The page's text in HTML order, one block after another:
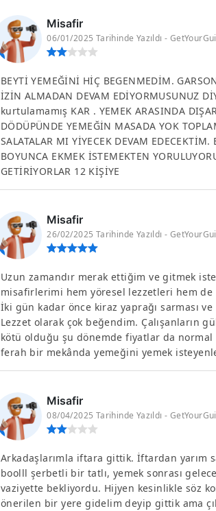
Misafir
06/01/2025 Tarihinde Yazıldı -
BEYTİ YEMEĞİNİ HİÇ BEGENMEDİM.
İZİN ALMADAN DEVAM EDİYORMUSUNUZ
kurtulamamış KAR . YEMEK ARASINDA
DÖDÜPÜNDE YEMEĞİN MASADA YOK
SALATALAR MI YİYECEK DEVAM
BOYUNCA EKMEK İSTEMEKTEN
GETİRİYORLAR 12 KİŞİYE
Misafir
26/02/2025 Tarihinde Yazıldı -
Uzun zamandır merak ettiğim ve gitmek
misafirlerimi hem yöresel lezzetleri hem de
İki gün kadar önce kiraz yaprağı sarması
Lezzet olarak çok beğendim. Çalışanların
kötü olduğu şu dönemde fiyatlar da normal
ferah bir mekânda yemeğini yemek
Misafir
08/04/2025 Tarihinde Yazıldı -
Arkadaşlarımla iftara gittik. İftardan yarım
boolll şerbetli bir tatlı, yemek sonrası
vaziyette bekliyordu. Hijyen kesinlikle söz
önerilen bir yere gidelim deyip gittik ama